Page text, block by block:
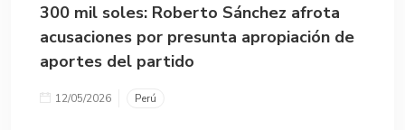
300 mil soles: Roberto Sánchez afrota
acusaciones por presunta apropiación de
aportes del partido
12/05/2026 Perú